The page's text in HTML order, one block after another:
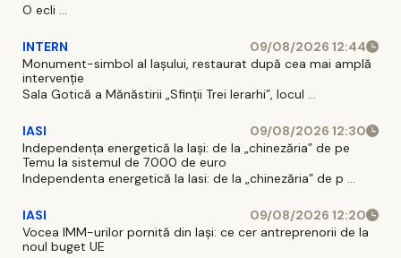
O ecli ...
INTERN
09/08/2026 12:44
Monument-simbol al Iaşului, restaurat după cea mai amplă
intervenţie
Sala Gotică a Mănăstirii „Sfinţii Trei Ierarhi”, locul ...
IASI
09/08/2026 12:30
Independența energetică la Iași: de la „chinezăria” de pe
Temu la sistemul de 7.000 de euro
Independenta energetică la Iasi: de la „chinezăria” de p ...
IASI
09/08/2026 12:20
Vocea IMM-urilor pornită din Iași: ce cer antreprenorii de la
noul buget UE